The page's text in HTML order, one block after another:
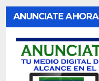
ANUNCIATE AHORA